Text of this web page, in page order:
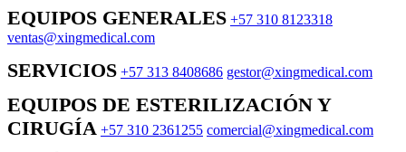
EQUIPOS GENERALES +57 310 8123318
ventas@xingmedical.com
SERVICIOS +57 313 8408686 gestor@xingmedical.com
EQUIPOS DE ESTERILIZACIÓN Y
CIRUGÍA +57 310 2361255 comercial@xingmedical.com